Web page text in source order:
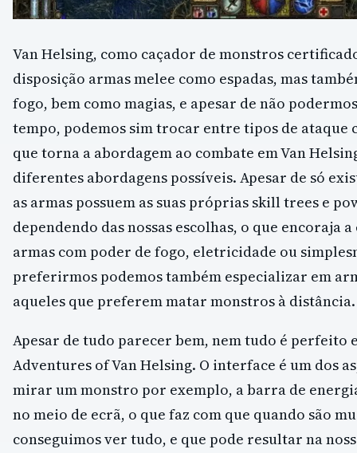
Van Helsing, como caçador de monstros
disposição armas melee como espadas, mas
fogo, bem como magias, e apesar de não
tempo, podemos sim trocar entre tipos de ataque
que torna a abordagem ao combate em Van
diferentes abordagens possíveis. Apesar de só
as armas possuem as suas próprias skill trees e
dependendo das nossas escolhas, o que encoraja
armas com poder de fogo, eletricidade ou
preferirmos podemos também especializar em
aqueles que preferem matar monstros à distância.
Apesar de tudo parecer bem, nem tudo é perfeito
Adventures of Van Helsing. O interface é um dos
mirar um monstro por exemplo, a barra de
no meio de ecrã, o que faz com que quando são
conseguimos ver tudo, e que pode resultar na